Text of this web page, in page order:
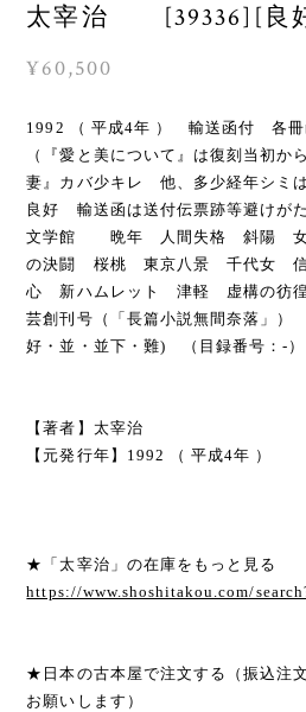
太宰治 [39336][良
¥60,500
1992 （ 平成4年 ） 輸送函付 各冊
（『愛と美について』は復刻当初
妻』カバ少キレ 他、多少経年シミ
良好 輸送函は送付伝票跡等避けが
文学館 晩年 人間失格 斜陽 女
の決闘 桜桃 東京八景 千代女
心 新ハムレット 津軽 虚構の彷
芸創刊号（「長篇小説無間奈落」
好・並・並下・難) （目録番号：-）
【著者】太宰治
【元発行年】1992 （ 平成4年 ）
★「太宰治」の在庫をもっと見る
https://www.shoshitakou.com/
★日本の古本屋で注文する（振込注
お願いします）